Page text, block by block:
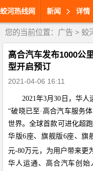
蛟河热线网 新闻 详情
您的当前位置： 广告 > 蛟
高合汽车发布1000公
型开启预订
2021-04-06 16:11
2021年3月30 日，华人
“破晓已至·高合汽车服务
世界。全球首款可进化超跑
华版6座、旗舰版6座、旗
元-80万元，为用户带来更
华人运通、高合汽车创始